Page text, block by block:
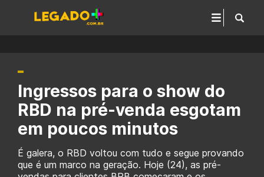
Ingressos para o show do
RBD na pré-venda esgotam
em poucos minutos
É galera, o RBD voltou com tudo e segue provando
que é um marco na geração. Hoje (24), as pré-